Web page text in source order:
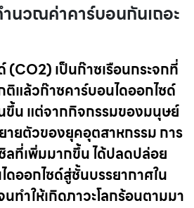
นวณค่าคาร์บอนกันเถอะ
(CO2) เป็นก๊าซเรือนกระจกที่
แล้วก๊าซคาร์บอนไดออกไซด์
ขึ้น แต่จากกิจกรรมของมนุษย์
ยตัวของยุคอุตสาหกรรม การ
ที่เพิ่มมากขึ้น ได้ปลดปล่อย
ออกไซด์สู่ชั้นบรรยากาศใน
ทำให้เกิดภาวะโลกร้อนตามมา